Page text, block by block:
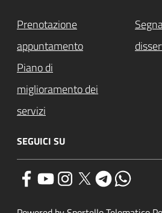
Prenotazione
appuntamento
Piano di
miglioramento dei
servizi
SEGUICI SU